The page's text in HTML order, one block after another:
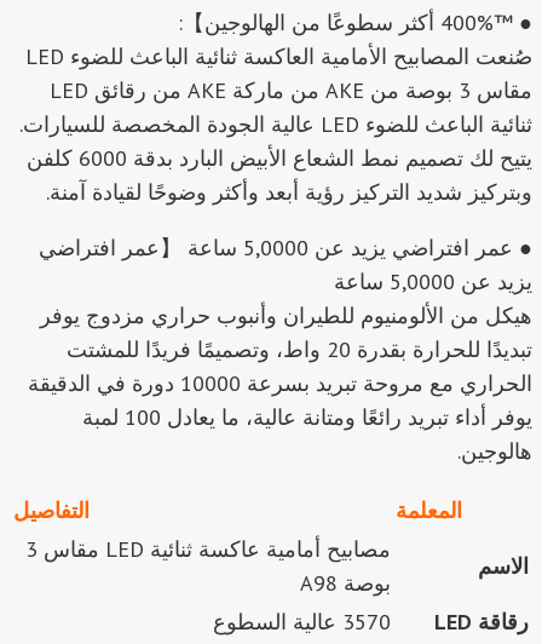
● ™400% أكثر سطوعًا من الهالوجين】:
صُنعت المصابيح الأمامية العاكسة ثنائية الباعث للضوء LED
مقاس 3 بوصة من AKE من ماركة AKE من رقائق LED
ثنائية الباعث للضوء LED عالية الجودة المخصصة للسيارات.
يتيح لك تصميم نمط الشعاع الأبيض البارد بدقة 6000 كلفن
وبتركيز شديد التركيز رؤية أبعد وأكثر وضوحًا لقيادة آمنة.
● عمر افتراضي يزيد عن 5,0000 ساعة 【عمر افتراضي
يزيد عن 5,0000 ساعة
هيكل من الألومنيوم للطيران وأنبوب حراري مزدوج يوفر
تبديدًا للحرارة بقدرة 20 واط، وتصميمًا فريدًا للمشتت
الحراري مع مروحة تبريد بسرعة 10000 دورة في الدقيقة
يوفر أداء تبريد رائعًا ومتانة عالية، ما يعادل 100 لمبة
هالوجين.
المعلمة
التفاصيل
الاسم
مصابيح أمامية عاكسة ثنائية LED مقاس 3
بوصة A98
رقاقة LED
3570 عالية السطوع